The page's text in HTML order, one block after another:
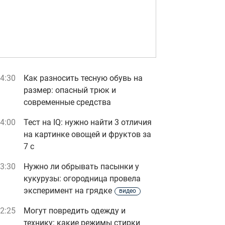
Как разносить тесную обувь на
размер: опасный трюк и
современные средства
Тест на IQ: нужно найти 3 отличия
на картинке овощей и фруктов за
7 с
Нужно ли обрывать пасынки у
кукурузы: огородница провела
эксперимент на грядке
видео
Могут повредить одежду и
технику: какие режимы стирки